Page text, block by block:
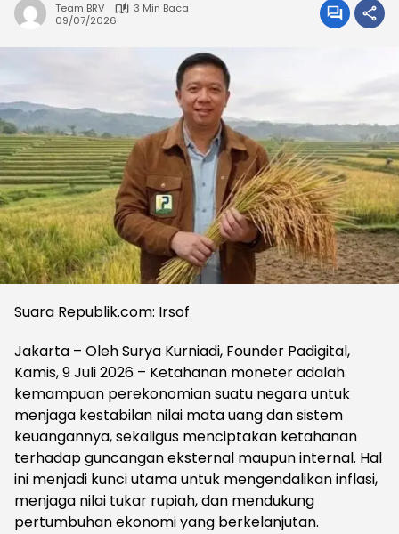
Team BRV
3 Min Baca
09/07/2026
Suara Republik.com: Irsof
Jakarta – Oleh Surya Kurniadi, Founder Padigital,
Kamis, 9 Juli 2026 – Ketahanan moneter adalah
kemampuan perekonomian suatu negara untuk
menjaga kestabilan nilai mata uang dan sistem
keuangannya, sekaligus menciptakan ketahanan
terhadap guncangan eksternal maupun internal. Hal
ini menjadi kunci utama untuk mengendalikan inflasi,
menjaga nilai tukar rupiah, dan mendukung
pertumbuhan ekonomi yang berkelanjutan.